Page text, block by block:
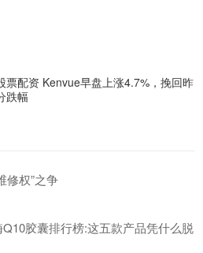
票配资 Kenvue早盘上涨4.7%，挽回昨
跌幅
修权”之争
胶囊排行榜:这五款产品凭什么脱